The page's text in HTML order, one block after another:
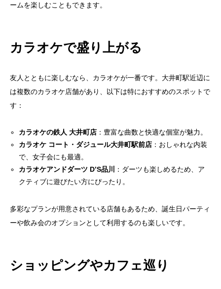
ームを楽しむこともできます。
カラオケで盛り上がる
友人とともに楽しむなら、カラオケが一番です。大井町駅近辺に
は複数のカラオケ店舗があり、以下は特におすすめのスポットで
す：
カラオケの鉄人 大井町店 ：豊富な曲数と快適な個室が魅力。
カラオケ コート・ダジュール大井町駅前店 ：おしゃれな内装
で、女子会にも最適。
カラオケアンドダーツ D’S品川
：ダーツも楽しめるため、ア
クティブに遊びたい方にぴったり。
多彩なプランが用意されている店舗もあるため、誕生日パーティ
ーや飲み会のオプションとして利用するのも楽しいです。
ショッピングやカフェ巡り